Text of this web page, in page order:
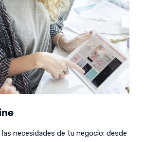
necesidades de tu negocio: desde